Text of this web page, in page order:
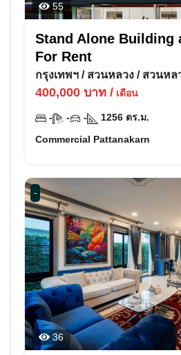
55
Stand Alone Building
For Rent
กรุงเทพฯ / สวนหลวง / สวนหล
400,000 บาท / เดือน
- - - 1256 ตร.ม.
Commercial Pattanakarn
-
36